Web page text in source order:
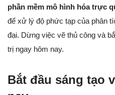
phần mềm mô hình hóa trực
để xử lý độ phức tạp của phân
đại. Dừng việc vẽ thủ công và
trị ngay hôm nay.
Bắt đầu sáng tạo